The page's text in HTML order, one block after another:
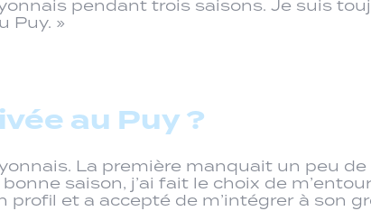
pendant trois saisons. Je suis
Puy. »
au Puy ?
La première manquait un peu
saison, j’ai fait le choix de
et a accepté de m’intégrer à son